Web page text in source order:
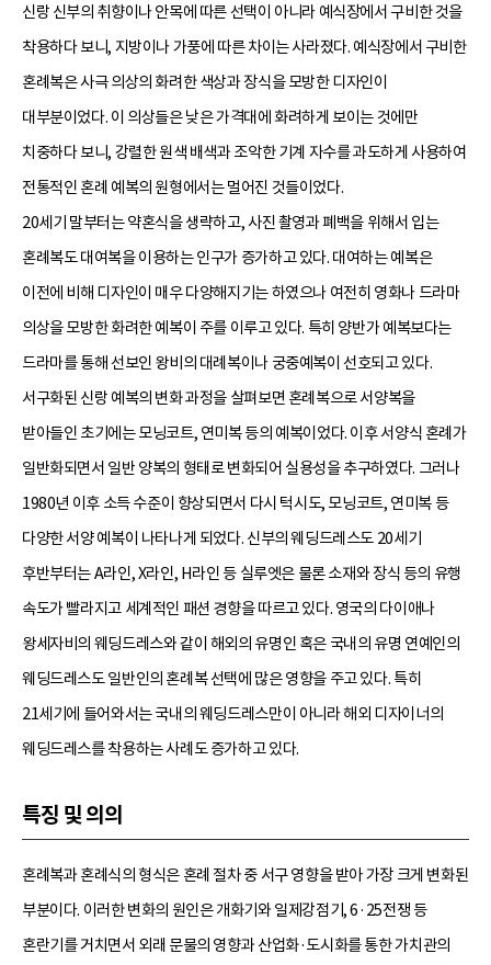
신랑 신부의 취향이나 안목에 따른 선택이 아니라 예식장에서 구비한 것을
착용하다 보니, 지방이나 가풍에 따른 차이는 사라졌다. 예식장에서 구비한
혼례복은 사극 의상의 화려한 색상과 장식을 모방한 디자인이
대부분이었다. 이 의상들은 낮은 가격대에 화려하게 보이는 것에만
치중하다 보니, 강렬한 원색 배색과 조악한 기계 자수를 과도하게 사용하여
전통적인 혼례 예복의 원형에서는 멀어진 것들이었다.
20세기 말부터는 약혼식을 생략하고, 사진 촬영과 폐백을 위해서 입는
혼례복도 대여복을 이용하는 인구가 증가하고 있다. 대여하는 예복은
이전에 비해 디자인이 매우 다양해지기는 하였으나 여전히 영화나 드라마
의상을 모방한 화려한 예복이 주를 이루고 있다. 특히 양반가 예복보다는
드라마를 통해 선보인 왕비의 대례복이나 궁중예복이 선호되고 있다.
서구화된 신랑 예복의 변화 과정을 살펴보면 혼례복으로 서양복을
받아들인 초기에는 모닝코트, 연미복 등의 예복이었다. 이후 서양식 혼례가
일반화되면서 일반 양복의 형태로 변화되어 실용성을 추구하였다. 그러나
1980년 이후 소득 수준이 향상되면서 다시 턱시도, 모닝코트, 연미복 등
다양한 서양 예복이 나타나게 되었다. 신부의 웨딩드레스도 20세기
후반부터는 A라인, X라인, H라인 등 실루엣은 물론 소재와 장식 등의 유행
속도가 빨라지고 세계적인 패션 경향을 따르고 있다. 영국의 다이애나
왕세자비의 웨딩드레스와 같이 해외의 유명인 혹은 국내의 유명 연예인의
웨딩드레스도 일반인의 혼례복 선택에 많은 영향을 주고 있다. 특히
21세기에 들어와서는 국내의 웨딩드레스만이 아니라 해외 디자이너의
웨딩드레스를 착용하는 사례도 증가하고 있다.
특징 및 의의
혼례복과 혼례식의 형식은 혼례 절차 중 서구 영향을 받아 가장 크게 변화된
부분이다. 이러한 변화의 원인은 개화기와 일제강점기, 6·25전쟁 등
혼란기를 거치면서 외래 문물의 영향과 산업화·도시화를 통한 가치관의